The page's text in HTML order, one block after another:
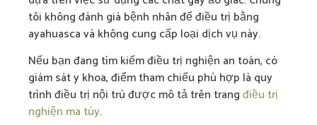
tôi không đánh giá bệnh nhân để điều trị bằng
ayahuasca và không cung cấp loại dịch vụ này.
Nếu bạn đang tìm kiếm điều trị nghiện an toàn, có
giám sát y khoa, điểm tham chiếu phù hợp là quy
trình điều trị nội trú được mô tả trên trangđiều trị
nghiện ma túy.